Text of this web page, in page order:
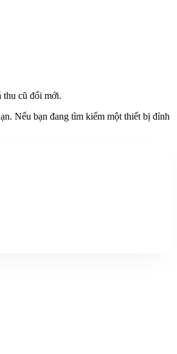
thu cũ đổi mới.
Nếu bạn đang tìm kiếm một thiết bị đỉnh